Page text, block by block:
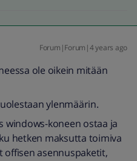
Forum|Forum|4 years ago
ole oikein mitään
ylenmäärin.
windows-koneen ostaa ja
hetken maksutta toimiva
asennuspaketit,